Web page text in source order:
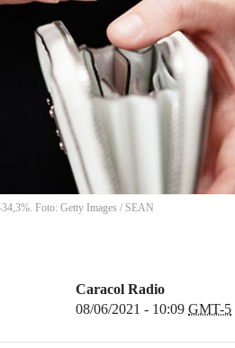
Foto: Getty Images / SEAN
Caracol Radio
08/06/2021 - 10:09 GMT-5